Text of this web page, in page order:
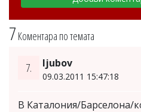
7 Коментара по темата
7. ljubov
09.03.2011 15:47:18
В Каталония/Барселона/